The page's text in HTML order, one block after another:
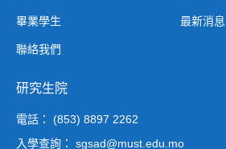
畢業學生 最新消息
聯絡我們
研究生院
電話： (853) 8897 2262
入學查詢： sgsad@must.edu.mo